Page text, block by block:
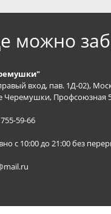
можно
вход, пав. 1Д-02),
Черемушки, Профсоюзная
59-66
с 10:00 до 21:00 без